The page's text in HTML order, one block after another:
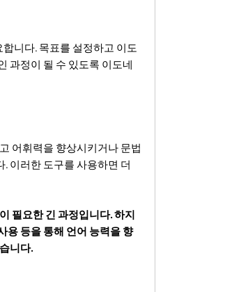
니다. 목표를 설정하고 이도
과정이 될 수 있도록 이도네
어휘력을 향상시키거나 문법
이러한 도구를 사용하면 더
필요한 긴 과정입니다. 하지
용 등을 통해 언어 능력을 향
니다.